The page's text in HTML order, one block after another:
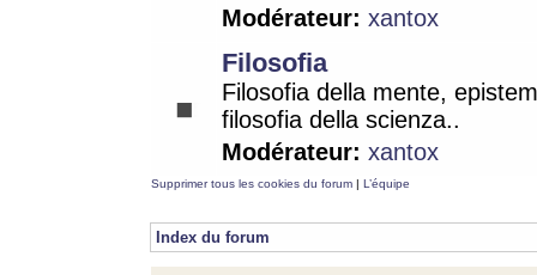
Modérateur: xantox
Filosofia
Filosofia della mente,
filosofia della scienza..
Modérateur: xantox
Supprimer tous les cookies du forum | L’équipe
Index du forum